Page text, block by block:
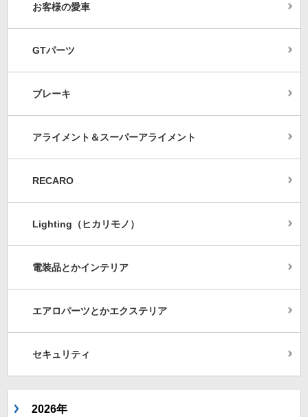
お客様の愛車
GTパーツ
ブレーキ
アライメント＆スーパーアライメント
RECARO
Lighting（ヒカリモノ）
電装品とかインテリア
エアロパーツとかエクステリア
セキュリティ
2026年